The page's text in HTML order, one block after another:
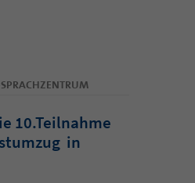
10.Teilnahme
in